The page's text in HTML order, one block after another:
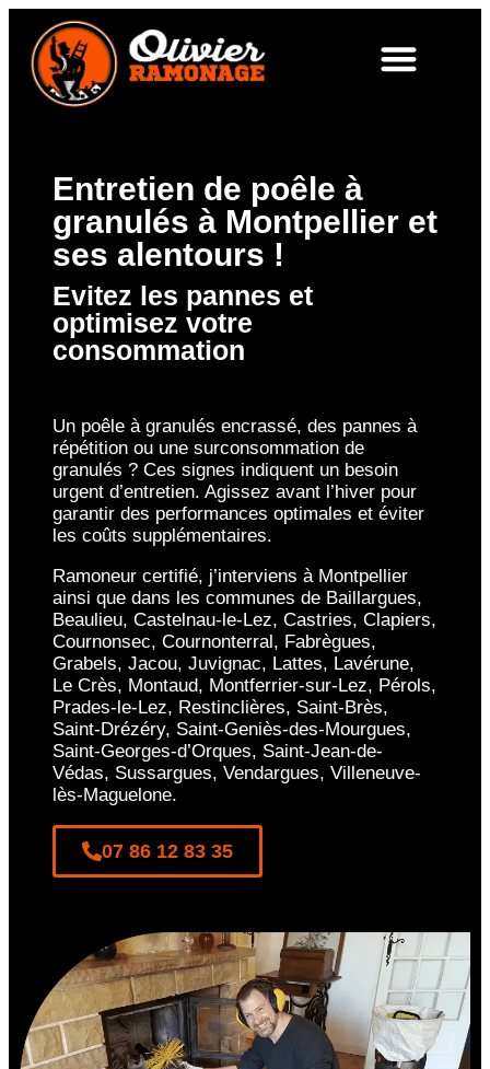
Entretien de poêle à
granulés à Montpellier et
ses alentours !
Evitez les pannes et
optimisez votre
consommation
Un poêle à granulés encrassé, des pannes à
répétition ou une surconsommation de
granulés ? Ces signes indiquent un besoin
urgent d’entretien. Agissez avant l’hiver pour
garantir des performances optimales et éviter
les coûts supplémentaires.
Ramoneur certifié, j’interviens à Montpellier
ainsi que dans les communes de Baillargues,
Beaulieu, Castelnau-le-Lez, Castries, Clapiers,
Cournonsec, Cournonterral, Fabrègues,
Grabels, Jacou, Juvignac, Lattes, Lavérune,
Le Crès, Montaud, Montferrier-sur-Lez, Pérols,
Prades-le-Lez, Restinclières, Saint-Brès,
Saint-Drézéry, Saint-Geniès-des-Mourgues,
Saint-Georges-d’Orques, Saint-Jean-de-
Védas, Sussargues, Vendargues, Villeneuve-
lès-Maguelone.
07 86 12 83 35